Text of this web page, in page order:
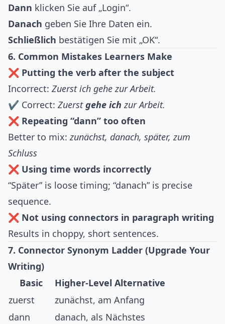
Dann klicken Sie auf „Login“.
Danach geben Sie Ihre Daten ein.
Schließlich bestätigen Sie mit „OK“.
6. Common Mistakes Learners Make
❌ Putting the verb after the subject
Incorrect: Zuerst ich gehe zur Arbeit.
✔ Correct: Zuerstgehe ich zur Arbeit.
❌ Repeating “dann” too often
Better to mix:zunächst, danach, später, zum
Schluss
❌ Using time words incorrectly
“Später” is loose timing; “danach” is precise
sequence.
❌ Not using connectors in paragraph writing
Results in choppy, short sentences.
7. Connector Synonym Ladder (Upgrade Your
Writing)
Basic
Higher-Level Alternative
zuerst
zunächst, am Anfang
dann
danach, als Nächstes